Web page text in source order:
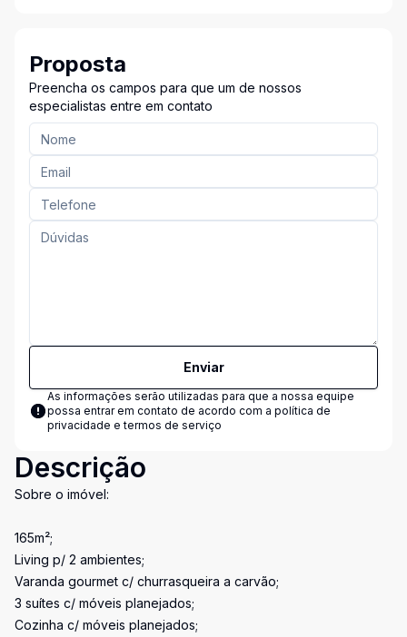
Proposta
Preencha os campos para que um de nossos
especialistas entre em contato
Enviar
As informações serão utilizadas para que a nossa equipe
possa entrar em contato de acordo com a política de
privacidade e termos de serviço
Descrição
Sobre o imóvel:
165m²;
Living p/ 2 ambientes;
Varanda gourmet c/ churrasqueira a carvão;
3 suítes c/ móveis planejados;
Cozinha c/ móveis planejados;